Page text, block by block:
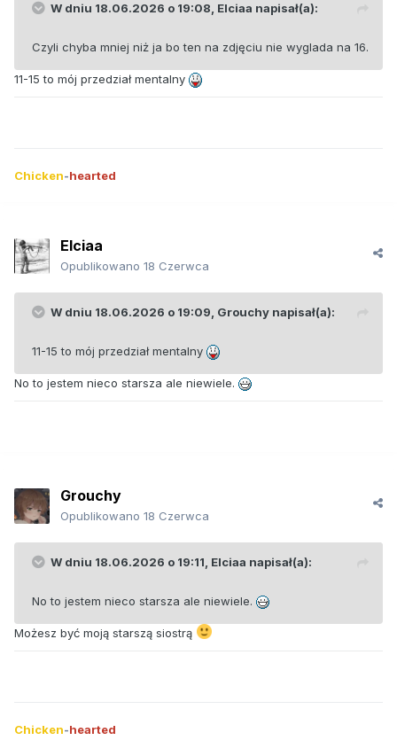
W dniu 18.06.2026 o 19:08, Elciaa napisał(a):
Czyli chyba mniej niż ja bo ten na zdjęciu nie wyglada na 16.
11-15 to mój przedział mentalny
Chicken-hearted
Elciaa
Opublikowano 18 Czerwca
W dniu 18.06.2026 o 19:09, Grouchy napisał(a):
11-15 to mój przedział mentalny
No to jestem nieco starsza ale niewiele.
Grouchy
Opublikowano 18 Czerwca
W dniu 18.06.2026 o 19:11, Elciaa napisał(a):
No to jestem nieco starsza ale niewiele.
Możesz być moją starszą siostrą
Chicken-hearted